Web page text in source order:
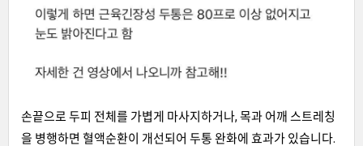
손끝으로 두피 전체를 가볍게 마사지하거나, 목과 어깨 스트레칭
을 병행하면 혈액순환이 개선되어 두통 완화에 효과가 있습니다.